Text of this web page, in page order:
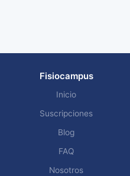
Fisiocampus
Inicio
Suscripciones
Blog
FAQ
Nosotros